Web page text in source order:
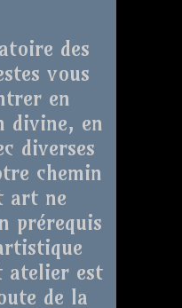
des
vous
en
divine, en
diverses
chemin
art ne
prérequis
atelier est
de la